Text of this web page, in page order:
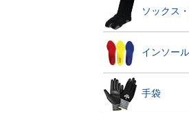
ソックス
インソール
手袋